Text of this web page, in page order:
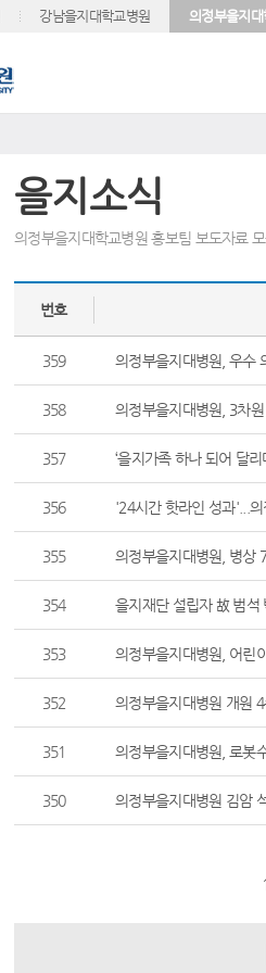
강남을지대학교병원 의정부을지대
을지소식
의정부을지대학교병원 홍보팀 보도자료
번호
359 의정부을지대병원, 우수
358 의정부을지대병원, 3차
357 ‘을지가족 하나 되어 달
356 '24시간 핫라인 성과'...
355 의정부을지대병원, 병상
354 을지재단 설립자 故 범석
353 의정부을지대병원, 어린
352 의정부을지대병원 개원
351 의정부을지대병원, 로봇
350 의정부을지대병원 김암